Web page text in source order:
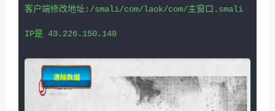
客户端修改地址:/smali/com/laok/com/主窗口.smali